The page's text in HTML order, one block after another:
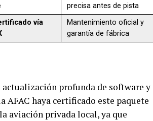
precisa antes de pista
vía
Mantenimiento oficial y
garantía de fábrica
actualización profunda de software y
AFAC haya certificado este paquete
aviación privada local, ya que